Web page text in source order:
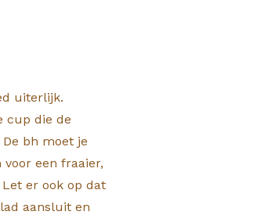
uiterlijk.
cup die de
bh moet je
een fraaier,
er ook op dat
aansluit en